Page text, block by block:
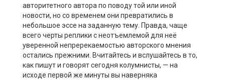
авторитетного автора по поводу той или иной
новости, но со временем они превратились в
небольшое эссе на заданную тему. Правда, чаще
всего черты реплики с неотъемлемой для неё
уверенной непререкаемостью авторского мнения
остались прежними. Вчитайтесь и вслушайтесь в то,
как пишут и говорят сегодня колумнисты, — на
исходе первой же минуты вы наверняка